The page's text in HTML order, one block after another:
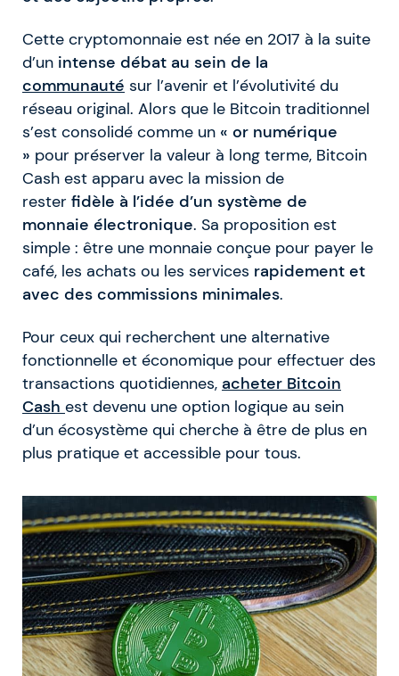
Cette cryptomonnaie est née en 2017 à la suite
d’un intense débat au sein de la
communauté sur l’avenir et l’évolutivité du
réseau original. Alors que le Bitcoin traditionnel
s’est consolidé comme un « or numérique
» pour préserver la valeur à long terme, Bitcoin
Cash est apparu avec la mission de
rester fidèle à l’idée d’un système de
monnaie électronique. Sa proposition est
simple : être une monnaie conçue pour payer le
café, les achats ou les services rapidement et
avec des commissions minimales.
Pour ceux qui recherchent une alternative
fonctionnelle et économique pour effectuer des
transactions quotidiennes, acheter Bitcoin
Cash est devenu une option logique au sein
d’un écosystème qui cherche à être de plus en
plus pratique et accessible pour tous.